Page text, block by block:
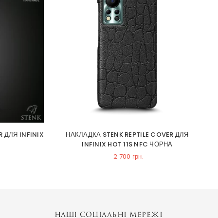
ДЛЯ INFINIX
НАКЛАДКА STENK REPTILE COVER ДЛЯ
INFINIX HOT 11S NFC ЧОРНА
2 700 грн.
НАШІ СОЦІАЛЬНІ МЕРЕЖІ